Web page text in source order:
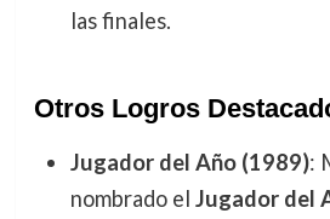
las finales.
Otros Logros
Jugador del Año (1989):
nombrado el Jugador del